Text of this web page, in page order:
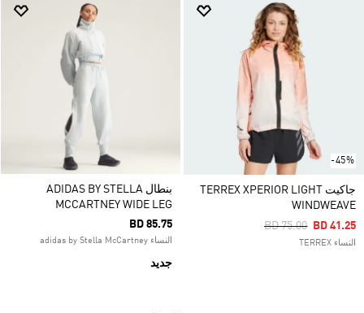
-45%
جاكيت TERREX XPERIOR LIGHT
WINDWEAVE
Price Reduced
BD 75.00ToBD 41.25
النساء TERREX
بنطال ADIDAS BY STELLA
MCCARTNEY WIDE LEG
BD 85.75
النساء adidas by Stella McCartney
جديد